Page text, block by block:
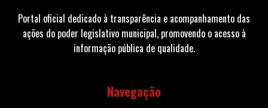
Portal oficial dedicado à transparência e acompanhamento das
ações do poder legislativo municipal, promovendo o acesso à
informação pública de qualidade.
Navegação